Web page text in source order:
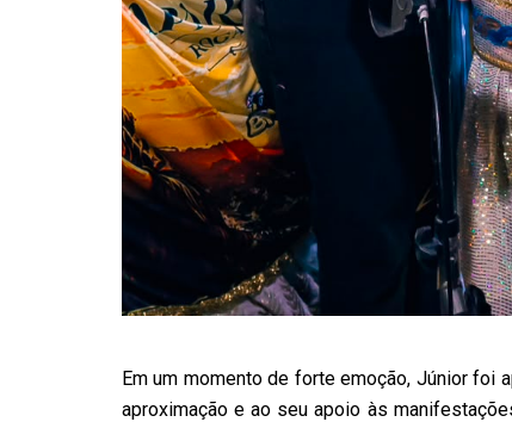
Em um momento de forte emoção, Júnior foi
aproximação e ao seu apoio às